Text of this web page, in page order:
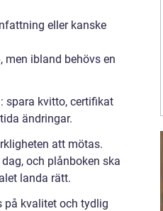
eller kanske
ibland behövs en
spara kvitto, certifikat
ändringar.
att mötas.
och plånboken ska
landa rätt.
på kvalitet och tydlig